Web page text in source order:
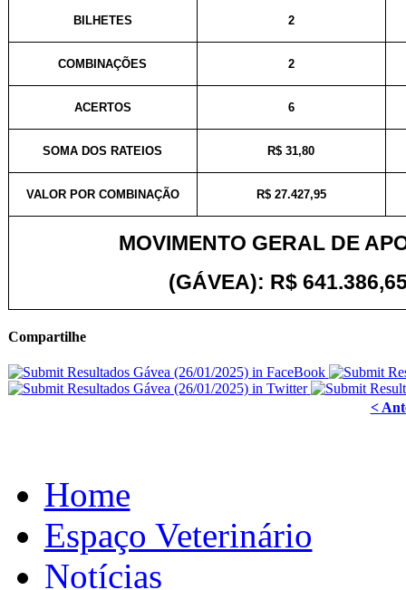
BILHETES 2
COMBINAÇÕES 2
ACERTOS 6
SOMA DOS RATEIOS R$ 31,80
VALOR POR COMBINAÇÃO R$ 27.427,95
MOVIMENTO GERAL DE
(GÁVEA): R$
Compartilhe
<
Home
Espaço Veterinário
Notícias